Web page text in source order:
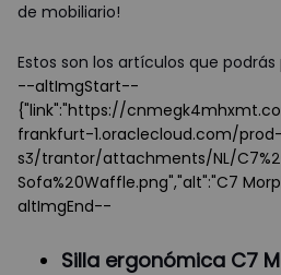
de mobiliario!
Estos son los artículos que
--altImgStart--
{"link":"https://
frankfurt-1.oraclecloud.com/
s3/trantor/attachments/NL/
Sofa%20Waffle.png","alt":"C7
altImgEnd--
Silla ergonómica C7